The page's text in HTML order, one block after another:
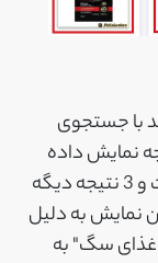
با جستجوی
نتایج رسیده‌ایم. از 8 نتیجه نمایش داده
شده، 5 نتیجه آن مربوط به غذای سگ است و 3 نتیجه دیگه
نمایش به دلیل
سگ" به